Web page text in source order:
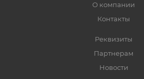
О компании
Контакты
Реквизиты
Партнерам
Новости